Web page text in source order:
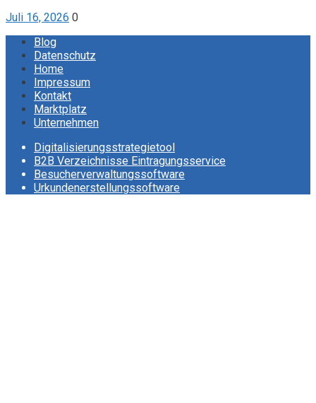
Juli 16, 2026 0
Blog
Datenschutz
Home
Impressum
Kontakt
Marktplatz
Unternehmen
Digitalisierungsstrategietool
B2B Verzeichnisse Eintragungsservice
Besucherverwaltungssoftware
Urkundenerstellungssoftware